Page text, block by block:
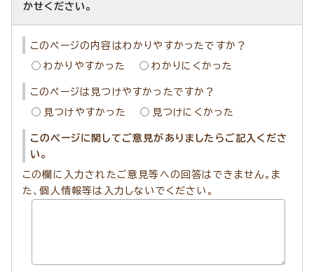
かせください。
このページの内容はわかりやすかったですか？
わかりやすかった わかりにくかった
このページは見つけやすかったですか？
見つけやすかった 見つけにくかった
このページに関してご意見がありましたらご記入くださ
い。
この欄に入力されたご意見等への回答はできません。ま
た、個人情報等は入力しないでください。